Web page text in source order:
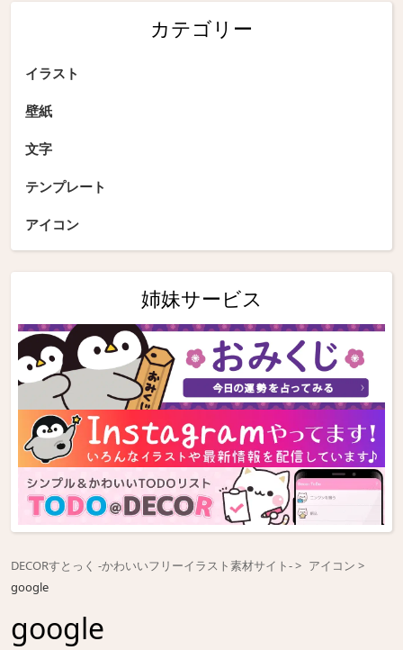
カテゴリー
イラスト
壁紙
文字
テンプレート
アイコン
姉妹サービス
DECORすとっく -かわいいフリーイラスト素材サイト-
アイコン
google
google